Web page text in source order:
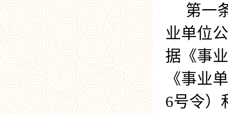
第一
业单位
据《事
《事业
6号令）